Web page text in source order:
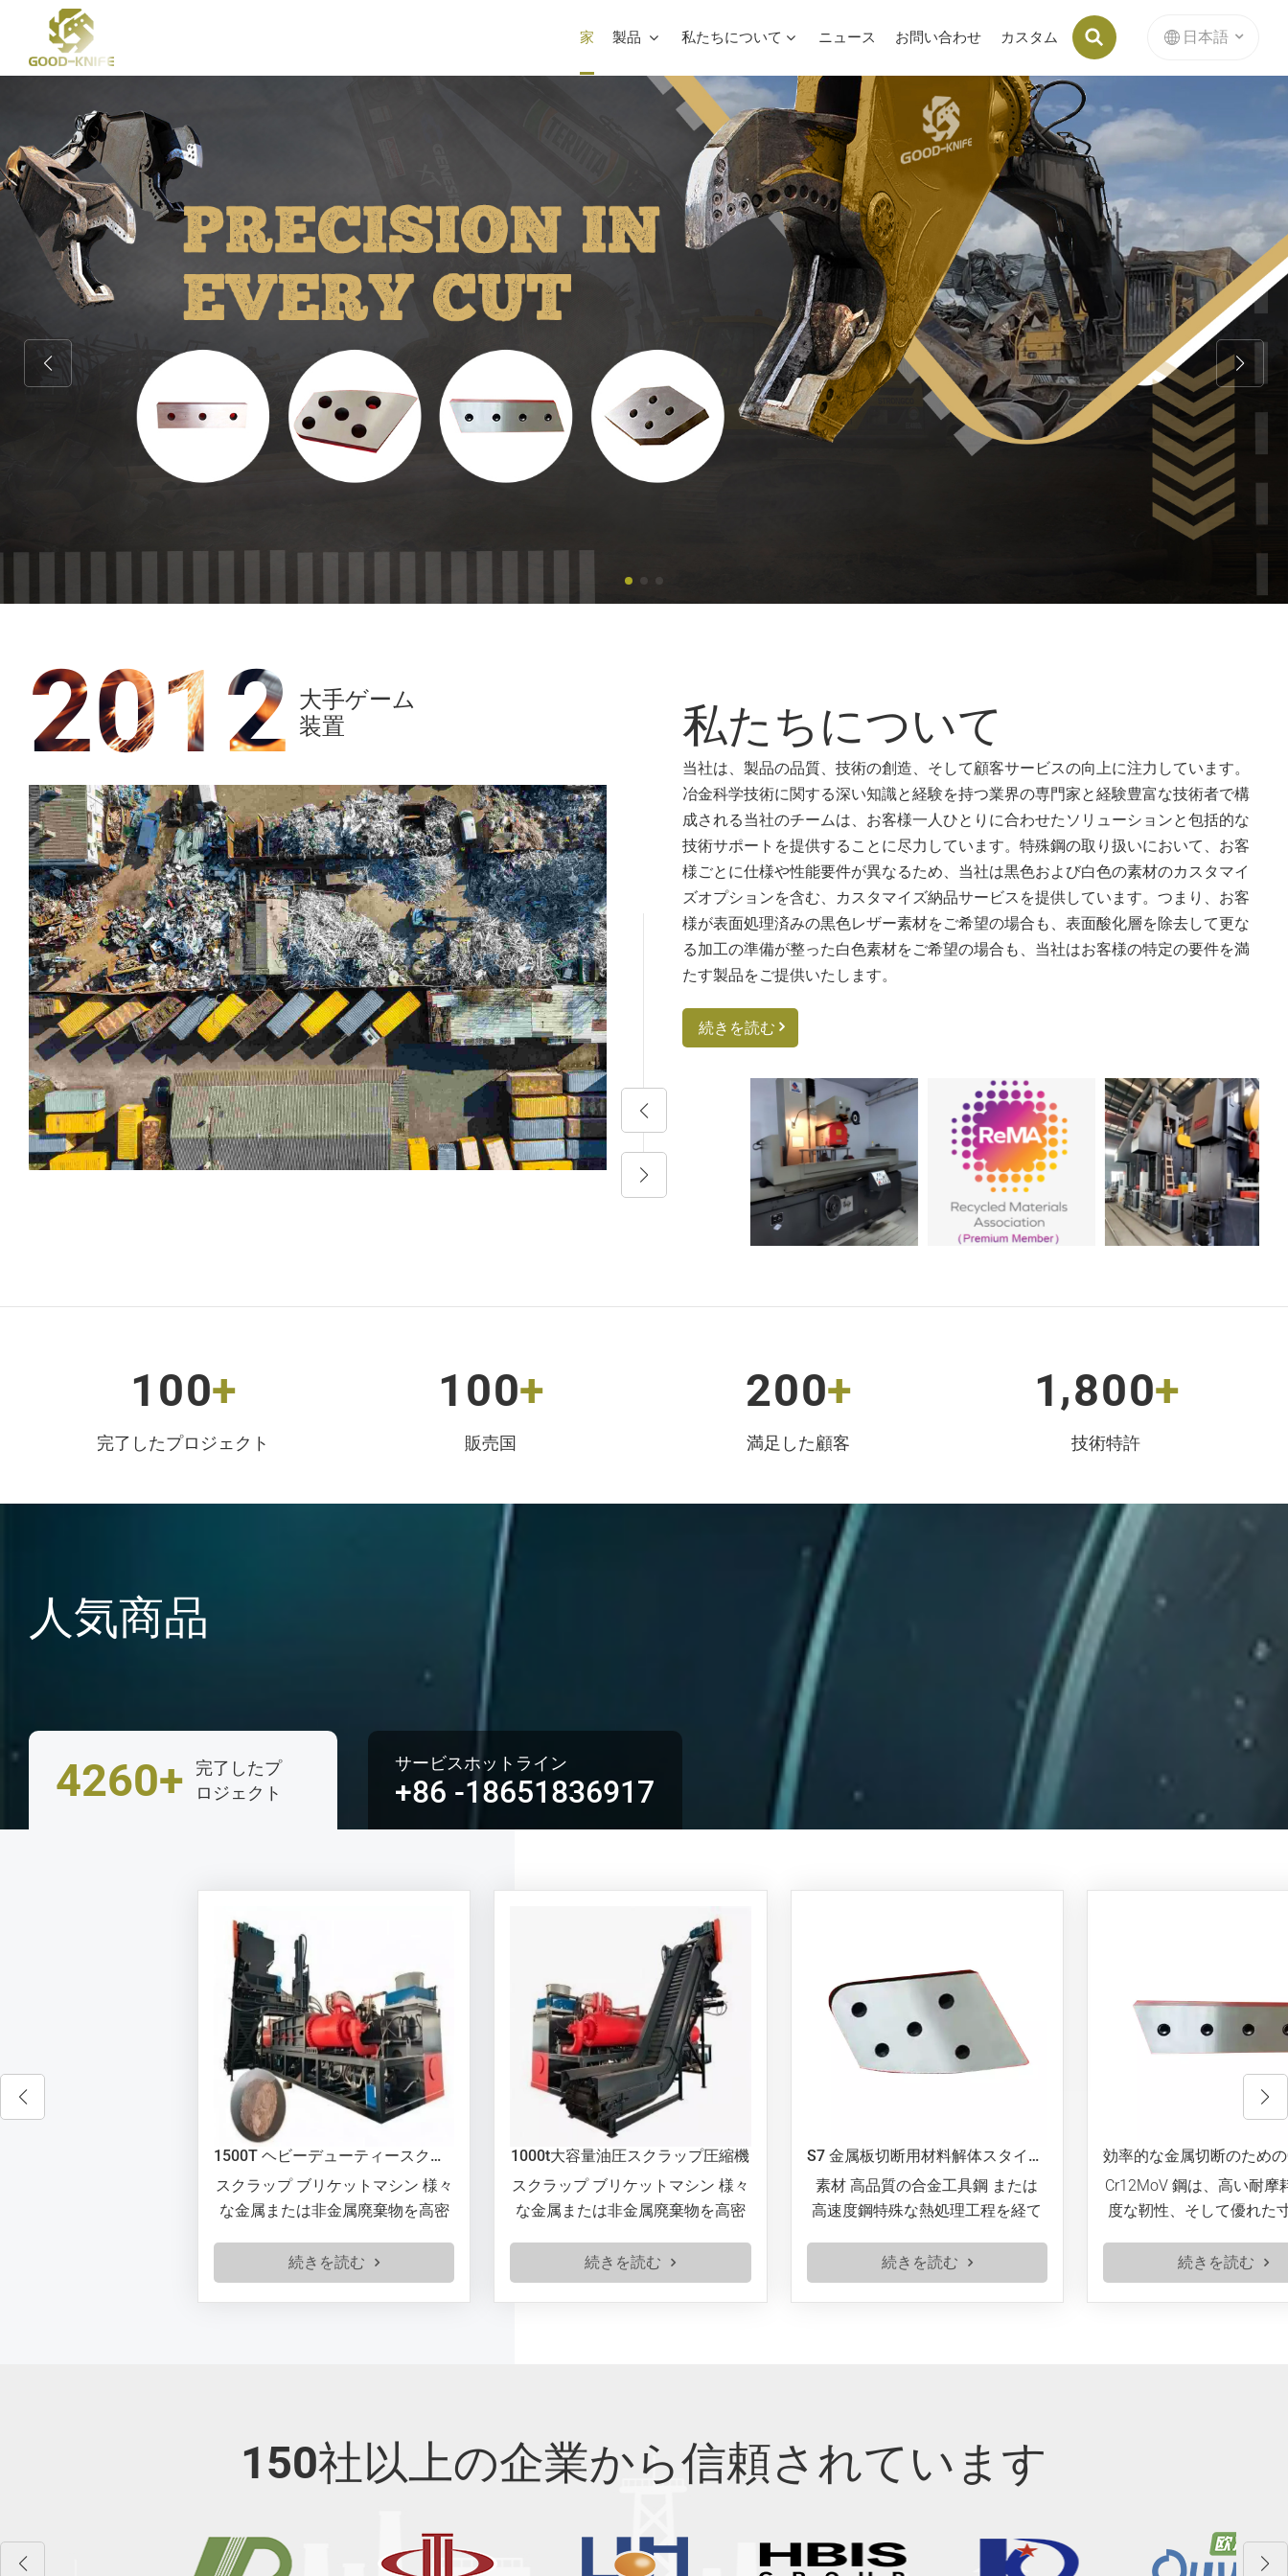
家 製品 私たちについて ニュース お問い合わせ カスタム 日本語
English
Deutsch
русский
italiano
español
Nederlands
العربية
日本語
Indonesia
2012 大手ゲーム
装置
私たちについて
当社は、製品の品質、技術の創造、そして顧客サービスの向上に注力しています。
冶金科学技術に関する深い知識と経験を持つ業界の専門家と経験豊富な技術者で構
成される当社のチームは、お客様一人ひとりに合わせたソリューションと包括的な
技術サポートを提供することに尽力しています。特殊鋼の取り扱いにおいて、お客
様ごとに仕様や性能要件が異なるため、当社は黒色および白色の素材のカスタマイ
ズオプションを含む、カスタマイズ納品サービスを提供しています。つまり、お客
様が表面処理済みの黒色レザー素材をご希望の場合も、表面酸化層を除去して更な
る加工の準備が整った白色素材をご希望の場合も、当社はお客様の特定の要件を満
たす製品をご提供いたします。
続きを読む
1 00+
完了したプロジェクト
1 00+
販売国
200+
満足した顧客
1,800+
技術特許
人気商品
4260+
完了したプ
ロジェクト
サービスホットライン
+86 -18651836917
1500T ヘビーデューティースクラップブリケットプレス
スクラップ ブリケットマシン 様々
な金属または非金属廃棄物を高密
リサイクル業界で広く利用されて
おり、廃棄物の容積を効果的に削
1000t大容量油圧スクラップ圧縮機
スクラップ ブリケットマシン 様々
な金属または非金属廃棄物を高密
リサイクル業界で広く利用されて
おり、廃棄物の容積を効果的に削
S7 金属板切断用材料解体スタイルせん断ブレード
素材 高品質の合金工具鋼 または
高速度鋼特殊な熱処理工程を経て
を備えています。主に直線走行に
使用されます。 スクラップ鋼の切
ており、ハンマー鍛造金型の製造
にも適しています。
効率的な金属切断のためのCr12MoV材料解体ブレード
Cr12MoV 鋼は、高い耐摩耗性、適
度な靭性、そして優れた寸法安定
主流となっています。特に、刃先
保持性と金型寿命に対する厳しい
150社以上の企業から信頼されています